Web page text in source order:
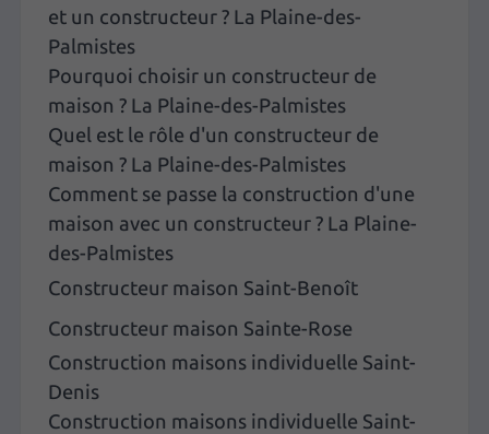
et un constructeur ? La Plaine-des-
Palmistes
Pourquoi choisir un constructeur de
maison ? La Plaine-des-Palmistes
Quel est le rôle d'un constructeur de
maison ? La Plaine-des-Palmistes
Comment se passe la construction d'une
maison avec un constructeur ? La Plaine-
des-Palmistes
Constructeur maison Saint-Benoît
Constructeur maison Sainte-Rose
Construction maisons individuelle Saint-
Denis
Construction maisons individuelle Saint-